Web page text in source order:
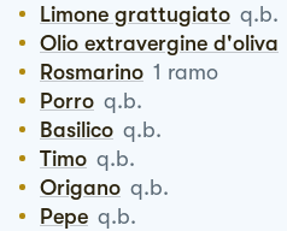
Limone grattugiato q.b.
Olio extravergine d'oliva
Rosmarino 1 ramo
Porro q.b.
Basilico q.b.
Timo q.b.
Origano q.b.
Pepe q.b.